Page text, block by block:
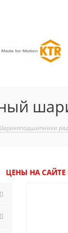
ЦЕНЫ НА